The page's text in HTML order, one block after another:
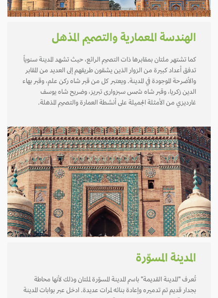
الهندسة المعمارية والتصميم المذهل
كما تشتهر ملتان بمقابرها ذات التصميم الرائع، حيث تشهد المدينة سنوياً
تدفق أعداد كبيرة من الزوار الذين يشقون طريقهم إلى العديد من المقابر
والأضرحة الموجودة في المدينة. ويعتبر كل من قبر شاه ركن علم، وقبر بهاء
الدين زكريا، وقبر شاه شمس سبزوارى تبريز، وضريح شاه يوسف
غارديزي من الأمثلة الجميلة على أنشطة العمارة والتصميم المذهلة.
المدينة المسوّرة
تُعرف "المدينة القديمة" باسم المدينة المسوّرة لملتان وذلك لأنها محاطة
بجدار قديم تم تدميره وإعادة بنائه لمرات عديدة. ادخل عبر بوابات المدينة